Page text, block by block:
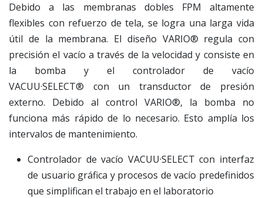
Debido a las membranas dobles FPM altamente
flexibles con refuerzo de tela, se logra una larga vida
útil de la membrana. El diseño VARIO® regula con
precisión el vacío a través de la velocidad y consiste en
la bomba y el controlador de vacío
VACUU·SELECT® con un transductor de presión
externo. Debido al control VARIO®, la bomba no
funciona más rápido de lo necesario. Esto amplía los
intervalos de mantenimiento.
Controlador de vacío VACUU·SELECT con interfaz
de usuario gráfica y procesos de vacío predefinidos
que simplifican el trabajo en el laboratorio